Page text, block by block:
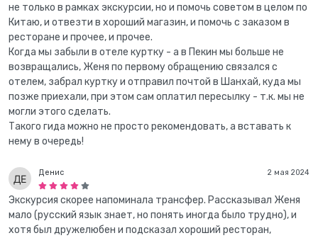
не только в рамках экскурсии, но и помочь советом в целом по
Китаю, и отвезти в хороший магазин, и помочь с заказом в
ресторане и прочее, и прочее.
Когда мы забыли в отеле куртку - а в Пекин мы больше не
возвращались, Женя по первому обращению связался с
отелем, забрал куртку и отправил почтой в Шанхай, куда мы
позже приехали, при этом сам оплатил пересылку - т.к. мы не
могли этого сделать.
Такого гида можно не просто рекомендовать, а вставать к
нему в очередь!
2 мая 2024
Денис
Экскурсия скорее напоминала трансфер. Рассказывал Женя
мало (русский язык знает, но понять иногда было трудно), и
хотя был дружелюбен и подсказал хороший ресторан,